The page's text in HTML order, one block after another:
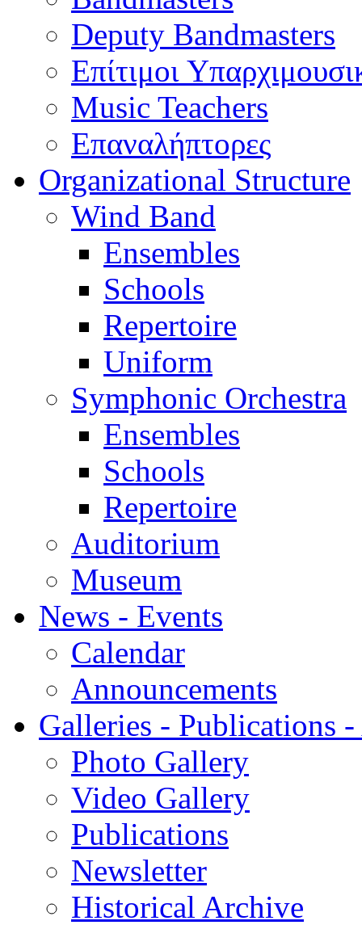
Deputy Bandmasters
Επίτιμοι
Music Teachers
Επαναλήπτορες
Organizational Structure
Wind Band
Ensembles
Schools
Repertoire
Uniform
Symphonic Orchestra
Ensembles
Schools
Repertoire
Auditorium
Museum
News - Events
Calendar
Announcements
Galleries - Publications
Photo Gallery
Video Gallery
Publications
Newsletter
Historical Archive